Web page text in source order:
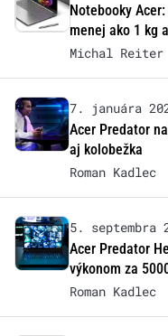
Notebooky
menej ako 1 kg
Michal Reiter
7. januára
Acer Predator
aj kolobežka
Roman Kadlec
5. septembra
Acer Predator
výkonom za
Roman Kadlec